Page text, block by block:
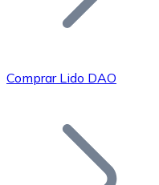
Bitcoin
Comprar Lido DAO